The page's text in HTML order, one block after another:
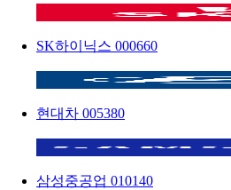
SK하이닉스 000660
현대차 005380
삼성중공업 010140